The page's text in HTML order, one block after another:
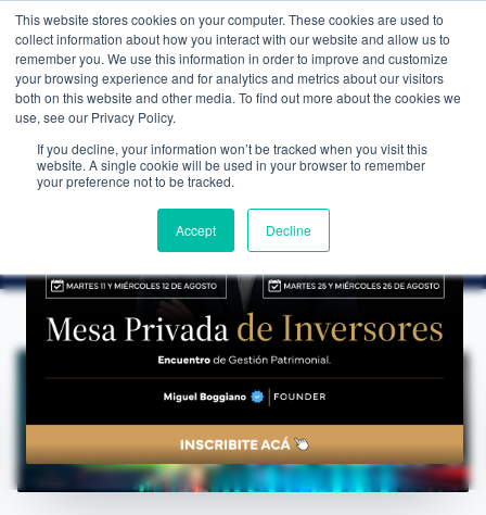
This website stores cookies on your computer. These cookies are used to
collect information about how you interact with our website and allow us to
remember you. We use this information in order to improve and customize
your browsing experience and for analytics and metrics about our visitors
both on this website and other media. To find out more about the cookies we
use, see our Privacy Policy.
If you decline, your information won’t be tracked when you visit this
website. A single cookie will be used in your browser to remember
your preference not to be tracked.
Accept Decline
WEALTH MANAGEMENT CDI MEMBRESÍA
NOTICIAS →ESPERANDO EL BALANCE DE NVIDIA
LA MIRADA DE NUESTROS EXPERTOS
Esperando el balance de NVIDIA
CDI Club de Inversores·20 de febrero de 2026